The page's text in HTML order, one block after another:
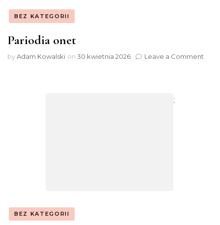
BEZ KATEGORII
Pariodia onet
byAdam Kowalski on 30 kwietnia 2026 Leave a Comment
;
BEZ KATEGORII